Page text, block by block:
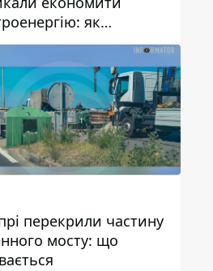
як
перевантаження
перекрили частину
мосту: що